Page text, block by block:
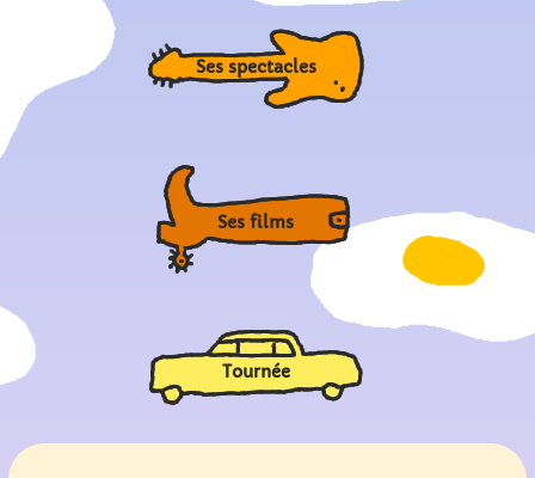
Ses spectacles
Ses films
Tournée